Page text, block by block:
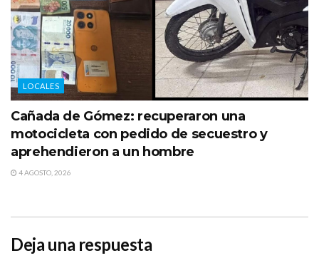
LOCALES
Cañada de Gómez: recuperaron una
motocicleta con pedido de secuestro y
aprehendieron a un hombre
4 AGOSTO, 2026
Deja una respuesta